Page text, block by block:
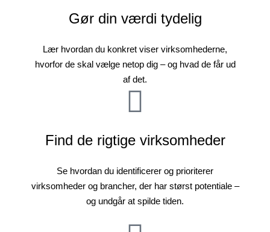
Gør din værdi tydelig
Lær hvordan du konkret viser virksomhederne,
hvorfor de skal vælge netop dig – og hvad de får ud
af det.
Find de rigtige virksomheder
Se hvordan du identificerer og prioriterer
virksomheder og brancher, der har størst potentiale –
og undgår at spilde tiden.